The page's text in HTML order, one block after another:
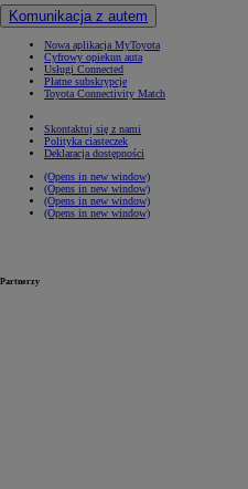
Komunikacja z autem
Nowa aplikacja MyToyota
Cyfrowy opiekun auta
Usługi Connected
Płatne subskrypcje
Toyota Connectivity Match
Skontaktuj się z nami
Polityka ciasteczek
Deklaracja dostępności
(Opens in new window)
(Opens in new window)
(Opens in new window)
(Opens in new window)
Partnerzy